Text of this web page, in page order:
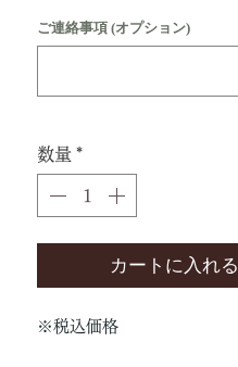
ご連絡事項 (オプション)
数量 *
カートに入れる
※税込価格